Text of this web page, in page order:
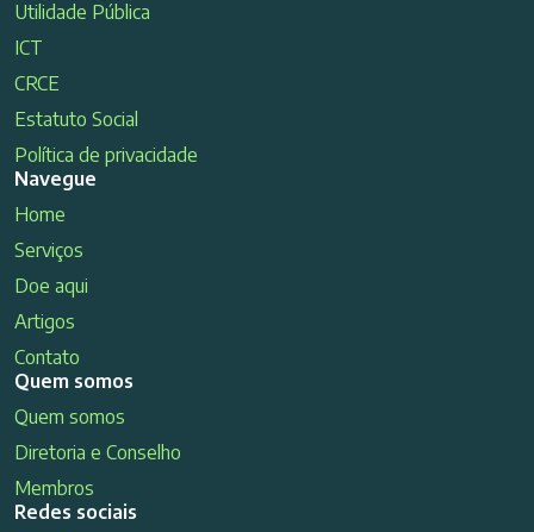
Utilidade Pública
ICT
CRCE
Estatuto Social
Política de privacidade
Navegue
Home
Serviços
Doe aqui
Artigos
Contato
Quem somos
Quem somos
Diretoria e Conselho
Membros
Redes sociais